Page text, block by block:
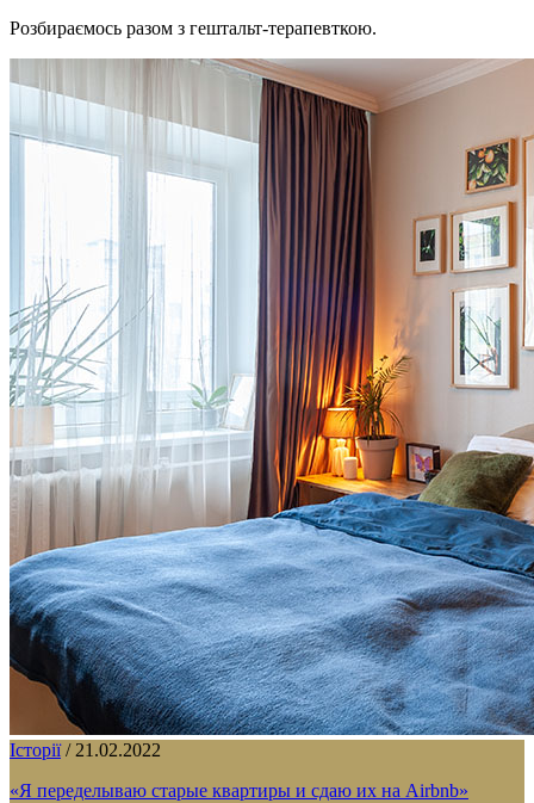
Розбираємось разом з гештальт-терапевткою.
Історії / 21.02.2022
«Я переделываю старые квартиры и сдаю их на Airbnb»